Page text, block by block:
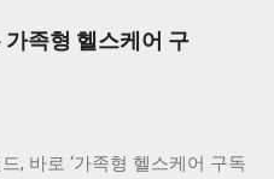
족형 헬스케어 구
, 바로 ‘가족형 헬스케어 구독